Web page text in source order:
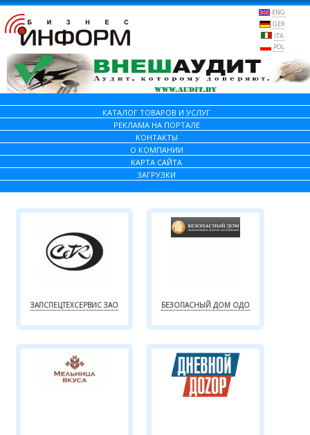
ENG
GER
ITA
POL
КАТАЛОГ ТОВАРОВ И УСЛУГ
РЕКЛАМА НА ПОРТАЛЕ
КОНТАКТЫ
О КОМПАНИИ
КАРТА САЙТА
ЗАГРУЗКИ
ЗАПСПЕЦТЕХСЕРВИС ЗАО БЕЗОПАСНЫЙ ДОМ ОДО